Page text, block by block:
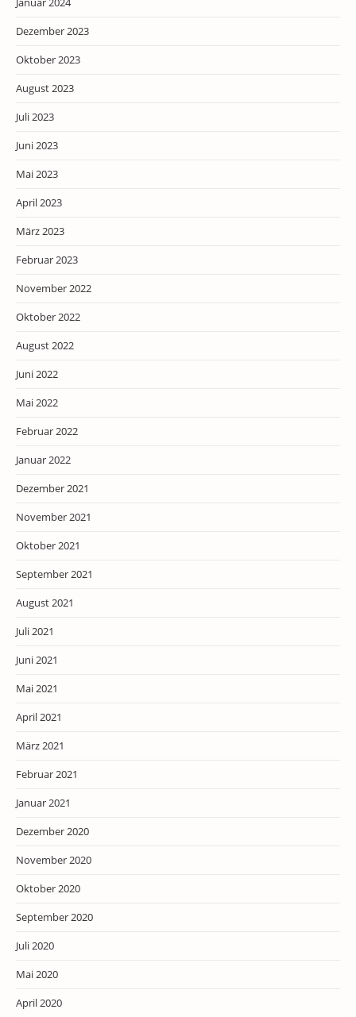
Dezember 2023
Oktober 2023
August 2023
Juli 2023
Juni 2023
Mai 2023
April 2023
März 2023
Februar 2023
November 2022
Oktober 2022
August 2022
Juni 2022
Mai 2022
Februar 2022
Januar 2022
Dezember 2021
November 2021
Oktober 2021
September 2021
August 2021
Juli 2021
Juni 2021
Mai 2021
April 2021
März 2021
Februar 2021
Januar 2021
Dezember 2020
November 2020
Oktober 2020
September 2020
Juli 2020
Mai 2020
April 2020